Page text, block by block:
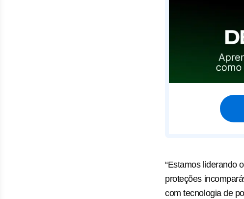
“Estamos liderando
proteções
com tecnologia de